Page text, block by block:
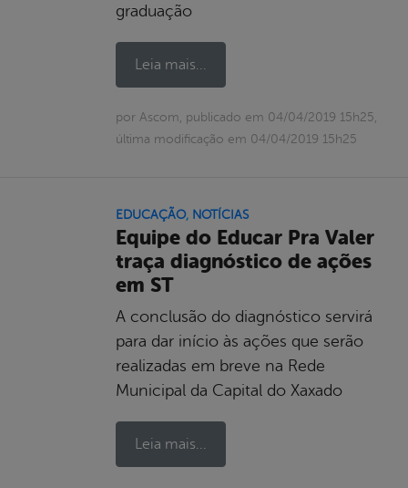
graduação
Leia mais...
por Ascom, publicado em 04/04/2019 15h25,
última modificação em 04/04/2019 15h25
EDUCAÇÃO, NOTÍCIAS
Equipe do Educar Pra Valer
traça diagnóstico de ações
em ST
A conclusão do diagnóstico servirá
para dar início às ações que serão
realizadas em breve na Rede
Municipal da Capital do Xaxado
Leia mais...